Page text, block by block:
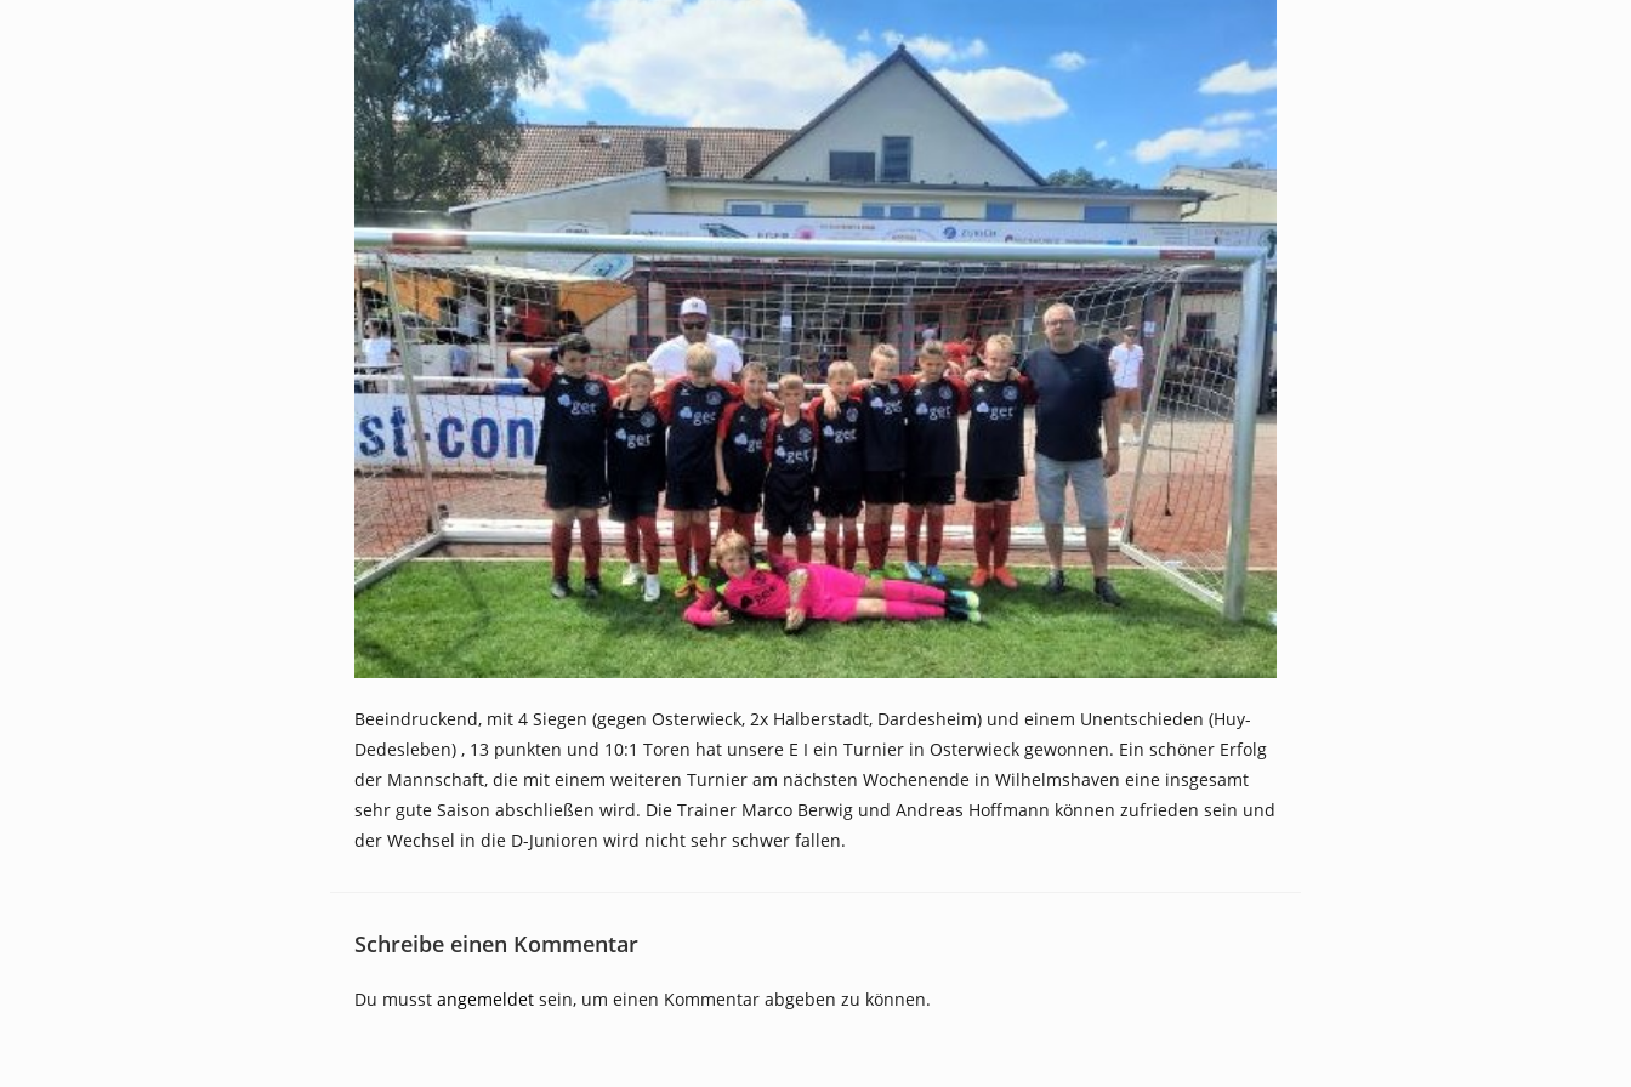
Beeindruckend, mit 4 Siegen (gegen Osterwieck, 2x Halberstadt, Dardesheim) und einem Unentschieden (Huy-
Dedesleben) , 13 punkten und 10:1 Toren hat unsere E I ein Turnier in Osterwieck gewonnen. Ein schöner Erfolg
der Mannschaft, die mit einem weiteren Turnier am nächsten Wochenende in Wilhelmshaven eine insgesamt
sehr gute Saison abschließen wird. Die Trainer Marco Berwig und Andreas Hoffmann können zufrieden sein und
der Wechsel in die D-Junioren wird nicht sehr schwer fallen.
Schreibe einen Kommentar
Du musst angemeldet sein, um einen Kommentar abgeben zu können.